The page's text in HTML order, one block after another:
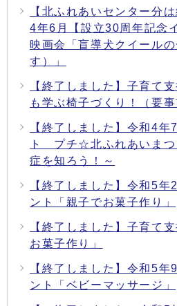
【北ふれあいセンター分
4年6月【設立30周年記念
映画会「盲導犬クイール
す）」
【終了しました】子育て
も学ぶ椅子づくり！（要事
【終了しました】令和4年
ト プチ☆北ふれあいまつ
症を知ろう！～
【終了しました】令和5
ント「親子でお菓子作り」
【終了しました】子育て
お菓子作り」
【終了しました】令和5
ント「ベビーマッサージ」